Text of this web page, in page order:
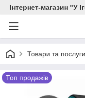
Інтернет-магазин "У
Товари та послуги
Топ продажів